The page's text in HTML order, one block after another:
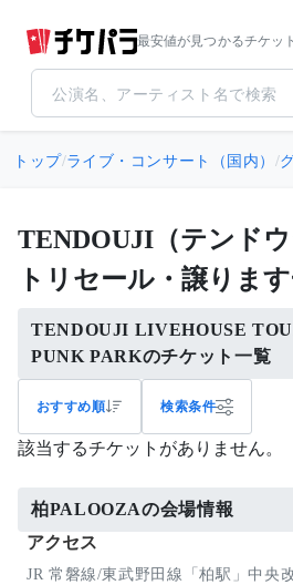
最安値が見つかるチケッ
トップ/ライブ・コンサート（国内） /
TENDOUJI（テンド
トリセール・譲りま
TENDOUJI LIVEHOUSE
PUNK PARKのチケット一覧
おすすめ順 検索条件
該当するチケットがありません。
柏PALOOZAの会場情報
アクセス
JR 常磐線/東武野田線「柏駅」中央